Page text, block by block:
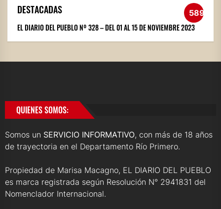
DESTACADAS 589
EL DIARIO DEL PUEBLO Nº 328 – DEL 01 AL 15 DE NOVIEMBRE 2023
QUIENES SOMOS:
Somos un SERVICIO INFORMATIVO, con más de 18 años
de trayectoria en el Departamento Río Primero.
Propiedad de Marisa Macagno, EL DIARIO DEL PUEBLO
es marca registrada según Resolución N° 2941831 del
Nomenclador Internacional.